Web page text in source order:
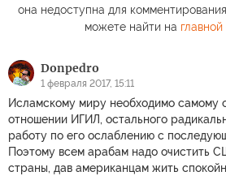
она недоступна для
можете найти на
Donpedro
1 февраля 2017, 15:11
Исламскому миру необходимо самому
отношении ИГИЛ, остального
работу по его ослаблению с
Поэтому всем арабам надо очистить
страны, дав американцам жить